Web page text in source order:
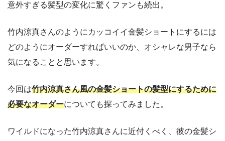
意外すぎる髪型の変化に驚くファンも続出。
竹内涼真さんのようにカッコイイ金髪ショートにするには
どのようにオーダーすればいいのか、オシャレな男子なら
気になることと思います。
今回は竹内涼真さん風の金髪ショートの髪型にするために
必要なオーダーについても探ってみました。
ワイルドになった竹内涼真さんに近付くべく、彼の金髪シ